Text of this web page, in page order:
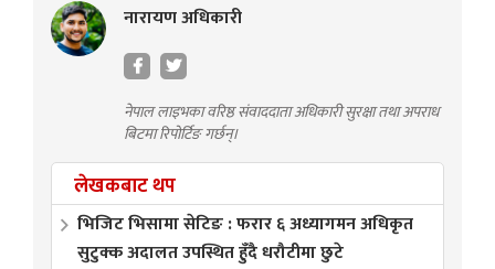
नारायण अधिकारी
नेपाल लाइभका वरिष्ठ संवाददाता अधिकारी सुरक्षा तथा अपराध
बिटमा रिपोर्टिङ गर्छन्।
लेखकबाट थप
भिजिट भिसामा सेटिङ : फरार ६ अध्यागमन अधिकृत
सुटुक्क अदालत उपस्थित हुँदै धरौटीमा छुटे